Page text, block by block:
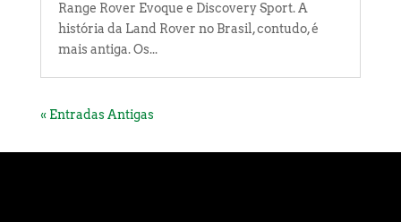
Range Rover Evoque e Discovery Sport. A
história da Land Rover no Brasil, contudo, é
mais antiga. Os...
« Entradas Antigas